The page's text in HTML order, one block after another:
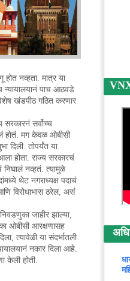
होत नव्हता. मात्र या
न्यायालयानं पाच आठवडे
खंडपीठ गठित करणार
सरकारनं सर्वोच्च
होतं. मग केवळ ओबीसी
दिली. तोपर्यंत या
होता. राज्य सरकारचं
निघालं नव्हतं. त्यामुळे
थेट नगराध्यक्ष पदाचं
विरोधाभास ठरेल, असं
जाहीर झाल्या,
ओबीसी आरक्षणासह
त्यावेळी या संदर्भातली
नकार दिला आहे.
केली होती.